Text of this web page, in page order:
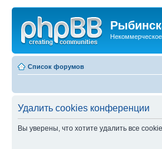
Список форумов
Удалить cookies конференции
Вы уверены, что хотите удалить все